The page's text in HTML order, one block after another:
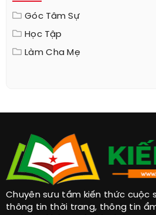
Góc Tâm Sự
Học Tập
Làm Cha Mẹ
Chuyên sưu tầm kiến thức cuộc
thông tin thời trang, thông tin